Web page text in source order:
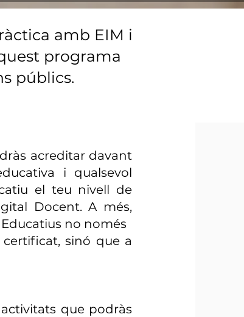
acreditar davant
i qualsevol
el teu nivell de
Docent. A més,
no només
sinó que a
que podràs
amb EIM i
programa
públics.